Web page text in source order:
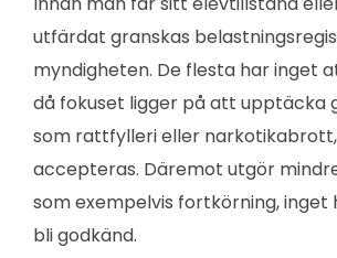
utfärdat granskas
myndigheten. De flesta har inget
då fokuset ligger på att upptäcka
som rattfylleri eller
accepteras. Däremot utgör
som exempelvis fortkörning, inget
bli godkänd.